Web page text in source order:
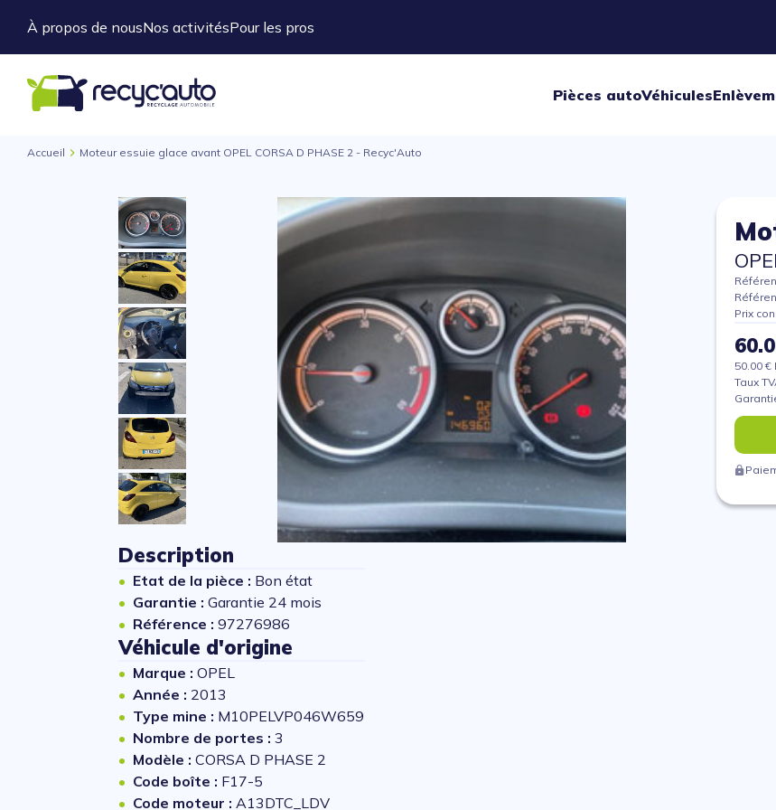
À propos de nousNos activitésPour les pros
Pièces autoVéhicules
Accueil Moteur essuie glace avant OPEL CORSA D PHASE 2 - Recyc'Auto
Description
Etat de la pièce : Bon état
Garantie : Garantie 24 mois
Référence : 97276986
Véhicule d'origine
Marque : OPEL
Année : 2013
Type mine : M10PELVP046W659
Nombre de portes : 3
Modèle : CORSA D PHASE 2
Code boîte : F17-5
Code moteur : A13DTC_LDV
Prix
50.00 €
Taux